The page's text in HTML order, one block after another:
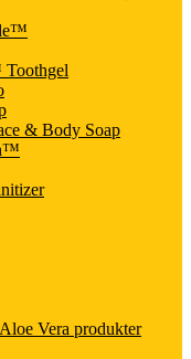
& Body Soap
Vera produkter